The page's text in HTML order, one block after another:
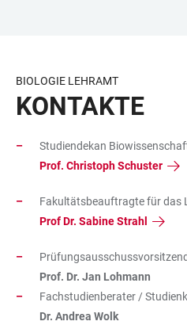
BARRIEREFREIHEIT
BIOLOGIE LEHRAMT
KONTAKTE
Studiendekan
Prof. Christoph Schuster
Fakultätsbeauftragte für das
Prof Dr. Sabine Strahl
Prof. Dr. Jan Lohmann
Fachstudienberater /
Dr. Andrea Wolk